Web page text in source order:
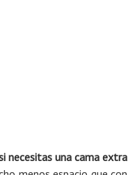
necesitas una cama extra